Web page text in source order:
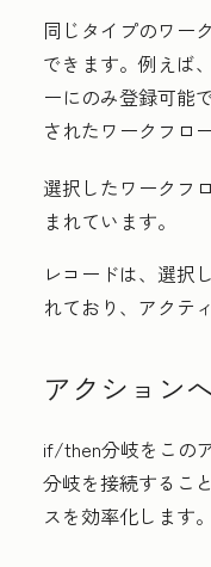
同じタイプのワー
できます。例えば
ーにのみ登録可能
されたワークフロ
選択したワークフ
まれています。
レコードは、選択
れており、アクテ
アクション
if/then分岐をこの
分岐を接続するこ
スを効率化します。